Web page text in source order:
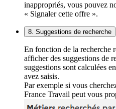
inappropriés, vous pouvez
« Signaler cette offre ».
8. Suggestions de recherche
En fonction de la recherche
afficher des suggestions de
suggestions sont calculées
avez saisis.
Par exemple si vous
France Travail peut vous